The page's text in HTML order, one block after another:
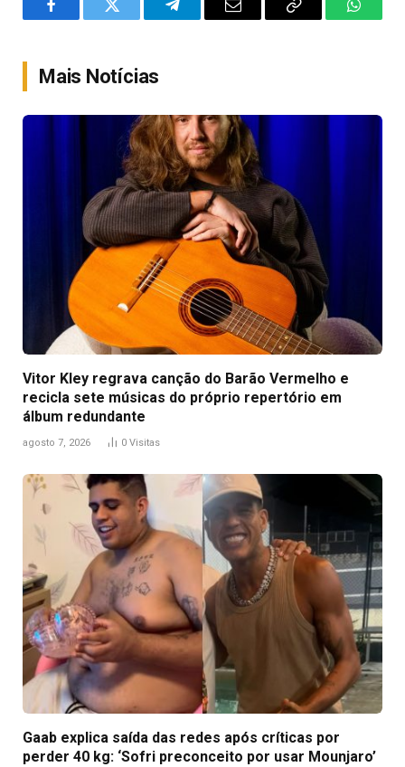
FacebookTwitter TelegramEmail
Copy
Mais Notícias
Vitor Kley regrava canção do Barão Vermelho e
recicla sete músicas do próprio repertório em
álbum redundante
agosto 7, 2026 0 Visitas
Gaab explica saída das redes após críticas por
perder 40 kg: ‘Sofri preconceito por usar Mounjaro’